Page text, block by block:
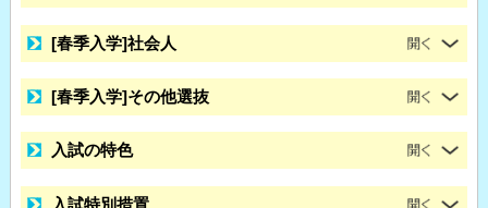
[春季入学]社会人
[春季入学]その他選抜
入試の特色
入試特別措置